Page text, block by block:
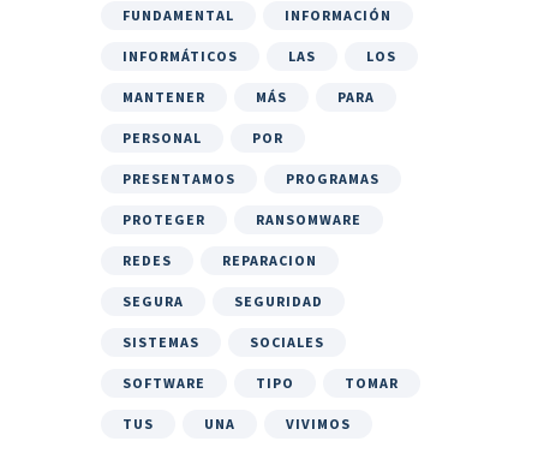
FUNDAMENTAL INFORMACIÓN
INFORMÁTICOS LAS LOS
MANTENER MÁS PARA
PERSONAL POR
PRESENTAMOS PROGRAMAS
PROTEGER RANSOMWARE
REDES REPARACION
SEGURA SEGURIDAD
SISTEMAS SOCIALES
SOFTWARE TIPO TOMAR
TUS UNA VIVIMOS